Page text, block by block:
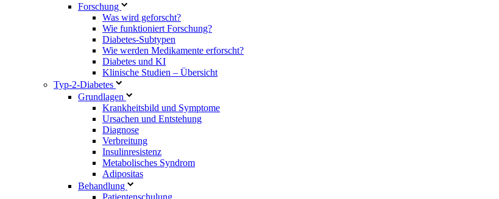
Forschung
Was wird geforscht?
Wie funktioniert Forschung?
Diabetes-Subtypen
Wie werden Medikamente erforscht?
Diabetes und KI
Klinische Studien – Übersicht
Typ-2-Diabetes
Grundlagen
Krankheitsbild und Symptome
Ursachen und Entstehung
Diagnose
Verbreitung
Insulinresistenz
Metabolisches Syndrom
Adipositas
Behandlung
Patientenschulung